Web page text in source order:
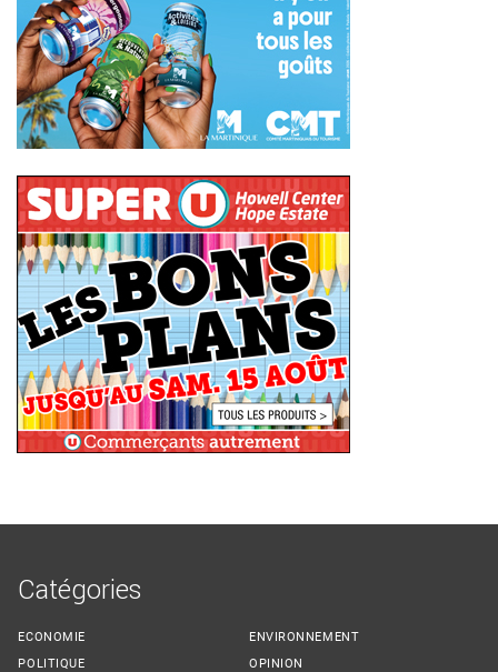
Catégories
ECONOMIE
POLITIQUE
ENVIRONNEMENT
OPINION